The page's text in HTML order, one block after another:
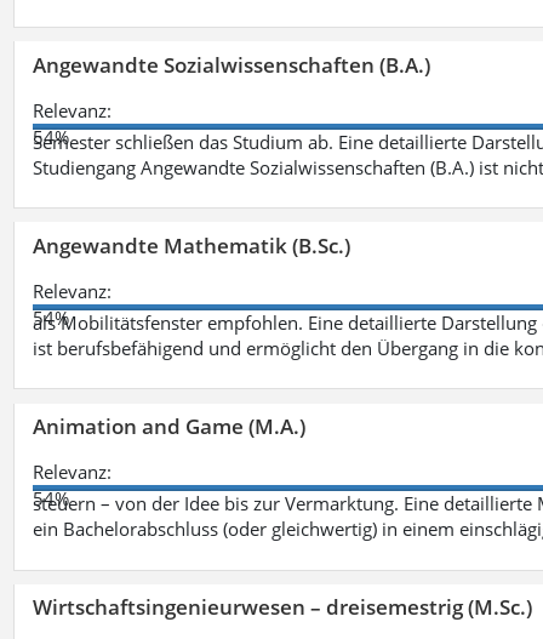
Angewandte Sozialwissenschaften (B.A.)
Relevanz:
54%
Semester schließen das Studium ab. Eine detaillierte
Studiengang Angewandte Sozialwissenschaften (B.A.) ist
Angewandte Mathematik (B.Sc.)
Relevanz:
54%
als Mobilitätsfenster empfohlen. Eine detaillierte
ist berufsbefähigend und ermöglicht den Übergang in die
Animation and Game (M.A.)
Relevanz:
54%
steuern – von der Idee bis zur Vermarktung. Eine
ein Bachelorabschluss (oder gleichwertig) in einem
Wirtschaftsingenieurwesen – dreisemestrig (M.Sc.)